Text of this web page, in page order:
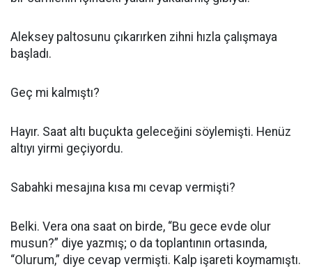
Aleksey paltosunu çıkarırken zihni hızla çalışmaya
başladı.
Geç mi kalmıştı?
Hayır. Saat altı buçukta geleceğini söylemişti. Henüz
altıyı yirmi geçiyordu.
Sabahki mesajına kısa mı cevap vermişti?
Belki. Vera ona saat on birde, “Bu gece evde olur
musun?” diye yazmış; o da toplantının ortasında,
“Olurum,” diye cevap vermişti. Kalp işareti koymamıştı.